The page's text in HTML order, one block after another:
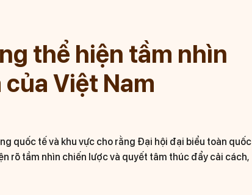
thể hiện tầm nhìn
Việt Nam
quốc tế và khu vực cho rằng Đại hội đại biểu toàn quốc
rõ tầm nhìn chiến lược và quyết tâm thúc đẩy cải cách,